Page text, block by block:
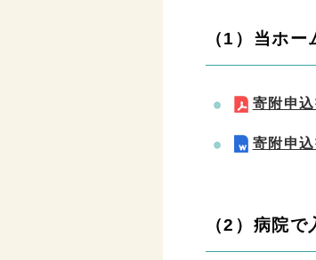
（1）当ホ
寄附申
寄附申
（2）病院